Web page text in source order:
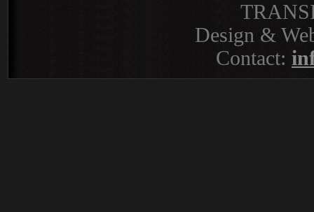
Design &
Contact: